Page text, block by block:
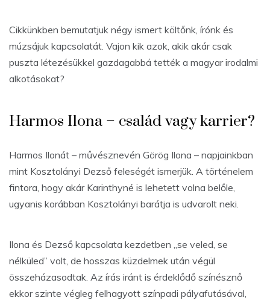
Cikkünkben bemutatjuk négy ismert költőnk, írónk és
múzsájuk kapcsolatát. Vajon kik azok, akik akár csak
puszta létezésükkel gazdagabbá tették a magyar irodalmi
alkotásokat?
Harmos Ilona – család vagy karrier?
Harmos Ilonát – művésznevén Görög Ilona – napjainkban
mint Kosztolányi Dezső feleségét ismerjük. A történelem
fintora, hogy akár Karinthyné is lehetett volna belőle,
ugyanis korábban Kosztolányi barátja is udvarolt neki.
Ilona és Dezső kapcsolata kezdetben „se veled, se
nélküled” volt, de hosszas küzdelmek után végül
összeházasodtak. Az írás iránt is érdeklődő színésznő
ekkor szinte végleg felhagyott színpadi pályafutásával,